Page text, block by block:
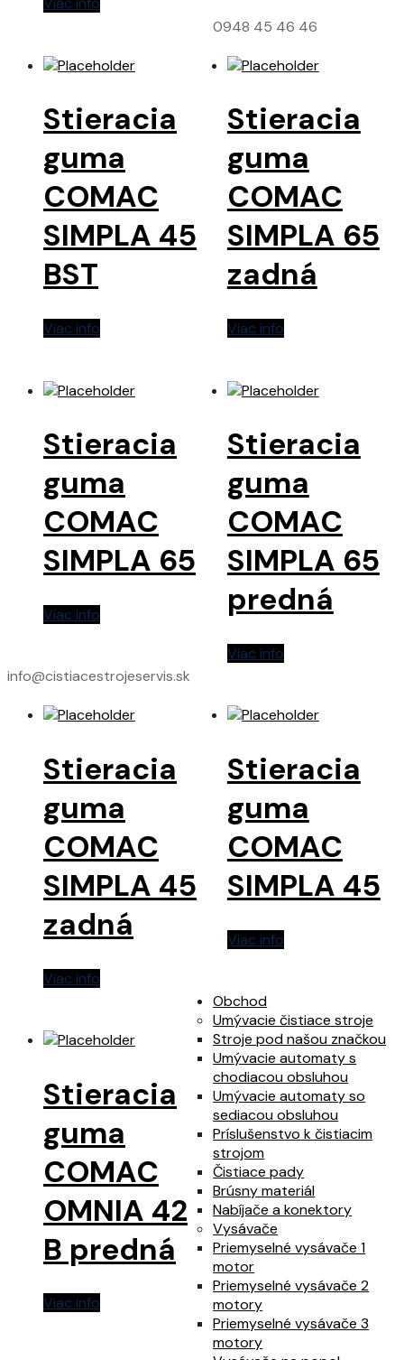
Stieracia
guma
COMAC
SIMPLA 45
BST
Viac info
Stieracia
guma
COMAC
SIMPLA 65
zadná
Viac info
Stieracia
guma
COMAC
SIMPLA 65
Viac info
Stieracia
guma
COMAC
SIMPLA 65
predná
Viac info
Stieracia
guma
COMAC
SIMPLA 45
zadná
Viac info
Stieracia
guma
COMAC
SIMPLA 45
Viac info
Stieracia
guma
COMAC
OMNIA 42
B predná
Viac info
0948 45 46 46
info@cistiacestrojeservis.sk
Obchod
Umývacie čistiace stroje
Stroje pod našou značkou
Umývacie automaty s
chodiacou obsluhou
Umývacie automaty so
sediacou obsluhou
Príslušenstvo k čistiacim
strojom
Čistiace pady
Brúsny materiál
Nabíjače a konektory
Vysávače
Priemyselné vysávače 1
motor
Priemyselné vysávače 2
motory
Priemyselné vysávače 3
motory